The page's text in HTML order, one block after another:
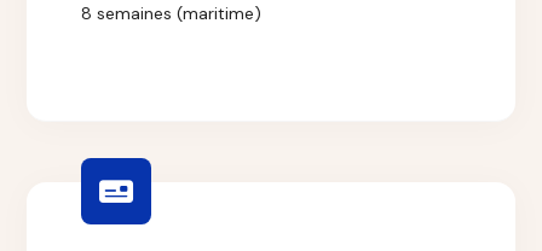
8 semaines (maritime)